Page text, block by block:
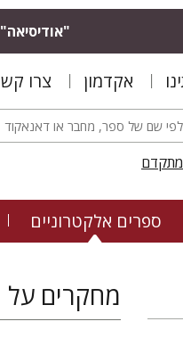
אקדמון צרו
מתקדם
ספרים אלקטרוניים
מחקרים על